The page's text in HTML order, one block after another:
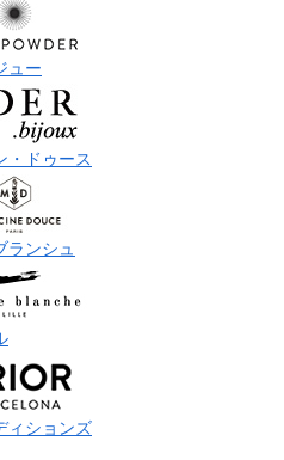
ュー
・ドゥース
ランシュ
ィションズ